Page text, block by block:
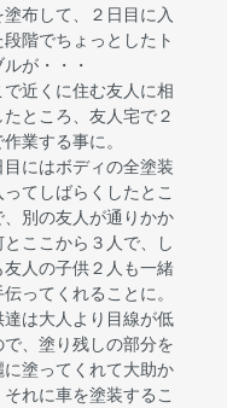
塗布して、２日目に入
段階でちょっとしたト
ルが・・・
で近くに住む友人に相
たところ、友人宅で２
作業する事に。
目にはボディの全塗装
ってしばらくしたとこ
、別の友人が通りかか
とここから３人で、し
友人の子供２人も一緒
伝ってくれることに。
達は大人より目線が低
で、塗り残しの部分を
に塗ってくれて大助か
それに車を塗装するこ